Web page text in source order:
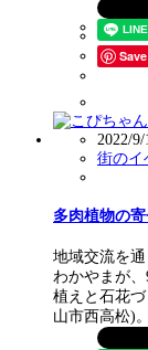
Save
2022/9/1
街のイ
多肉植物の
地域交流を
わかやまが
植えと石花
山市西高松)